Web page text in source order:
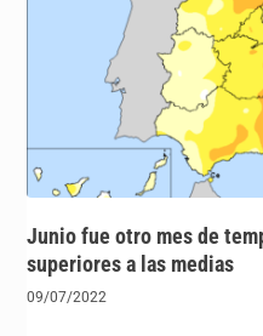
Junio fue otro mes de
superiores a las medias
09/07/2022